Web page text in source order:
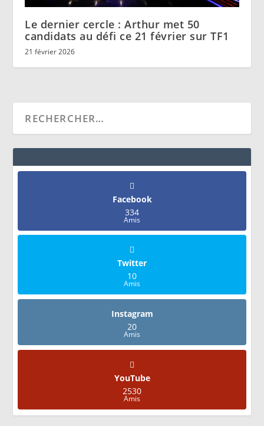
Le dernier cercle : Arthur met 50
candidats au défi ce 21 février sur TF1
21 février 2026
Facebook
334
Amis
Twitter
10
Amis
Instagram
20
Amis
YouTube
2530
Amis